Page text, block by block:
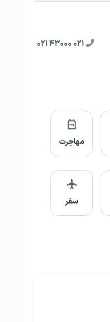
۰۲۱ ۴۳۰۰۰ ۰۲۱
مهاجرت
سفر